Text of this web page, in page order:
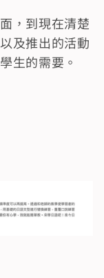
，到現在清楚
及推出的活動
生的需要。